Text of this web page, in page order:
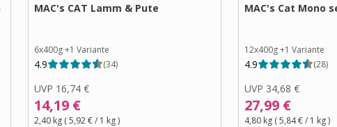
MAC's CAT Lamm & Pute
6x400g+1 Variante
4.9 (34)
UVP 16,74 €
14,19 €
2,40 kg (5,92 €/ 1 kg)
MAC's Cat Mono
12x400g+1 Variante
4.9 (28)
UVP 34,68 €
27,99 €
4,80 kg (5,84 €/ 1 kg)